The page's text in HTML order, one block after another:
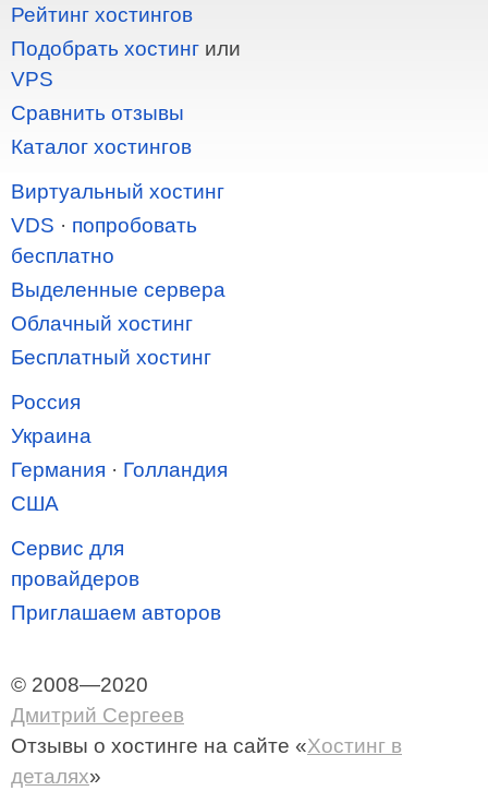
Рейтинг хостингов
Подобрать хостинг или
VPS
Сравнить отзывы
Каталог хостингов
Виртуальный хостинг
VDS · попробовать
бесплатно
Выделенные сервера
Облачный хостинг
Бесплатный хостинг
Россия
Украина
Германия · Голландия
США
Сервис для
провайдеров
Приглашаем авторов
© 2008—2020
Дмитрий Сергеев
Отзывы о хостинге на сайте «Хостинг в
деталях»